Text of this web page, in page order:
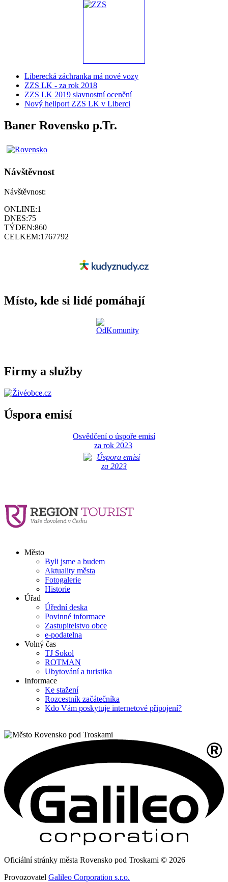
Liberecká záchranka má nové vozy
ZZS LK - za rok 2018
ZZS LK 2019 slavnostní ocenění
Nový heliport ZZS LK v Liberci
Baner Rovensko p.Tr.
Návštěvnost
Návštěvnost:
ONLINE:1
DNES:75
TÝDEN:860
CELKEM:1767792
Místo, kde si lidé pomáhají
Firmy a služby
Úspora emisí
Osvědčení o úspoře emisí
za rok 2023
Město
Byli jsme a budem
Aktuality města
Fotogalerie
Historie
Úřad
Úřední deska
Povinné informace
Zastupitelstvo obce
e-podatelna
Volný čas
TJ Sokol
ROTMAN
Ubytování a turistika
Informace
Ke stažení
Rozcestník začátečníka
Kdo Vám poskytuje internetové připojení?
Oficiální stránky města Rovensko pod Troskami © 2026
Provozovatel Galileo Corporation s.r.o.